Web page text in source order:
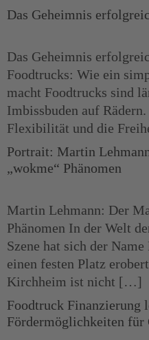
Das Geheimnis
Das Geheimnis
Foodtrucks: Wie ein
macht Foodtrucks sind
Imbissbuden auf
Flexibilität und die
Portrait: Martin
„wokme“ Phänomen
Martin Lehmann: Der
Phänomen In der Welt
Szene hat sich der
einen festen Platz
Kirchheim ist nicht […]
Foodtruck Finanzierung
Fördermöglichkeiten für